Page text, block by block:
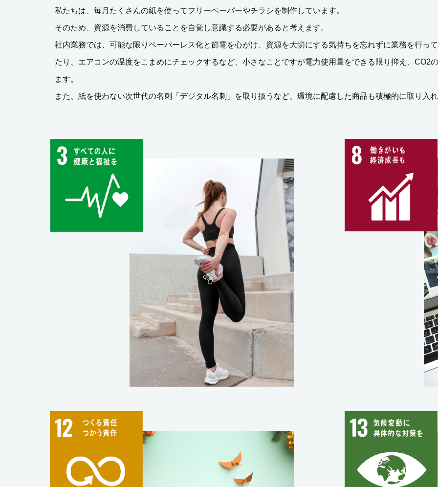
私たちは、毎月たくさんの紙を使ってフリーペーパーやチラシを制作しています。
そのため、資源を消費していることを自覚し意識する必要があると考えます。
社内業務では、可能な限りペーパーレス化と節電を心がけ、資源を大切にする気持ちを忘れずに業務を行っ
たり、エアコンの温度をこまめにチェックするなど、小さなことですが電力使用量をできる限り抑え、CO2
ます。
また、紙を使わない次世代の名刺「デジタル名刺」を取り扱うなど、環境に配慮した商品も積極的に取り入